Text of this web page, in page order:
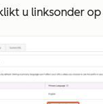
u linksonder op